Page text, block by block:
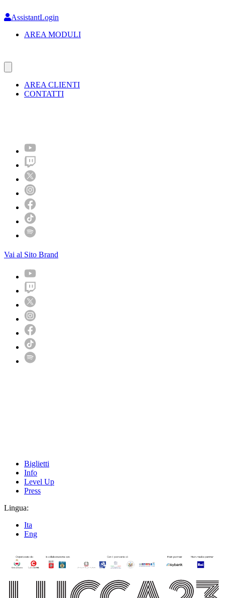
to
content
AssistantLogin
AREA MODULI
AREA CLIENTI
CONTATTI
Vai al Sito Brand
Biglietti
Info
Level Up
Press
Lingua:
Ita
Eng